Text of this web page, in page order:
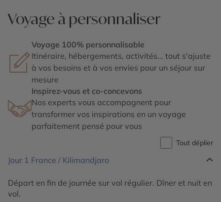
Voyage à personnaliser
Voyage 100% personnalisable
Itinéraire, hébergements, activités... tout s'ajuste
à vos besoins et à vos envies pour un séjour sur
mesure
Inspirez-vous et co-concevons
Nos experts vous accompagnent pour
transformer vos inspirations en un voyage
parfaitement pensé pour vous
Tout déplier
Jour 1 France / Kilimandjaro
Départ en fin de journée sur vol régulier. Dîner et nuit en
vol.